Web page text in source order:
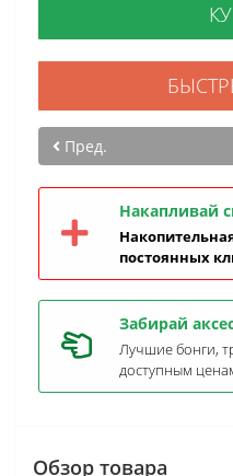
Пред.
Накапливай
постоянных
Забирай
Лучшие бонги,
доступным
Обзор товара